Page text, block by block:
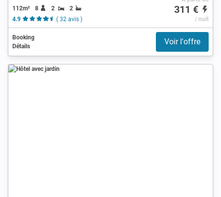
112m² 8 2
2
4.9
( 32 avis )
311 €
/ nuit
Booking
Détails
Voir l'offre